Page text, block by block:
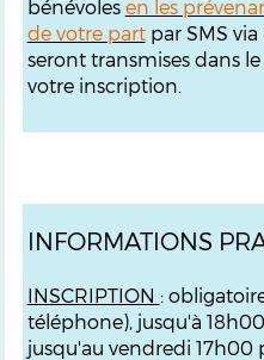
bénévoles en les
de votre partpar SMS via
seront transmises dans
votre inscription.
INFORMATIONS
INSCRIPTION :
téléphone), jusqu'à
jusqu'au vendredi 17h00